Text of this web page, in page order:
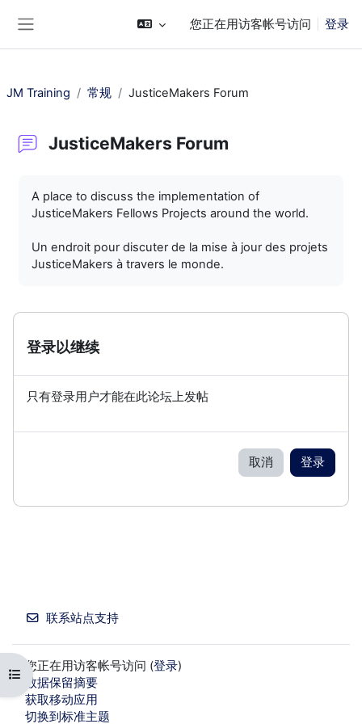
您正在用访客帐号访问 登录
打开课程索引
JM Training 常规 JusticeMakers Forum
JusticeMakers Forum
A place to discuss the implementation of
JusticeMakers Fellows Projects around the world.
Un endroit pour discuter de la mise à jour des projets
JusticeMakers à travers le monde.
登录以继续
只有登录用户才能在此论坛上发帖
取消 登录
联系站点支持
您正在用访客帐号访问 (登录)
‎数据保留摘要‎
获取移动应用
切换到标准主题